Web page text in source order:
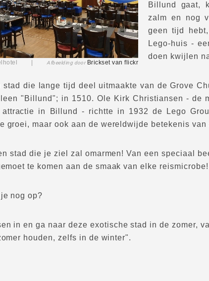
|Afbeelding door Bricksetvan flickr
Billund gaat,
zalm en nog
geen tijd
Lego-huis -
doen kwijlen
stad die lange tijd deel uitmaakte van de Grove
"Billund"; in 1510. Ole Kirk Christiansen - de
attractie in Billund - richtte in 1932 de Lego
groei, maar ook aan de wereldwijde betekenis van
stad die je ziel zal omarmen! Van een speciaal
te komen aan de smaak van elke reismicrobe!
nog op?
in en ga naar deze exotische stad in de zomer,
houden, zelfs in de winter".